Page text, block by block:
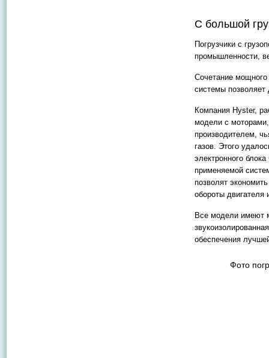
С большой
Погрузчики с
промышленности,
Сочетание мощного
системы позволяет
Компания Hyster,
модели с
производителем,
газов. Этого
электронного
применяемой
позволят
обороты двигателя
Все модели имеют
обеспечения
Фото